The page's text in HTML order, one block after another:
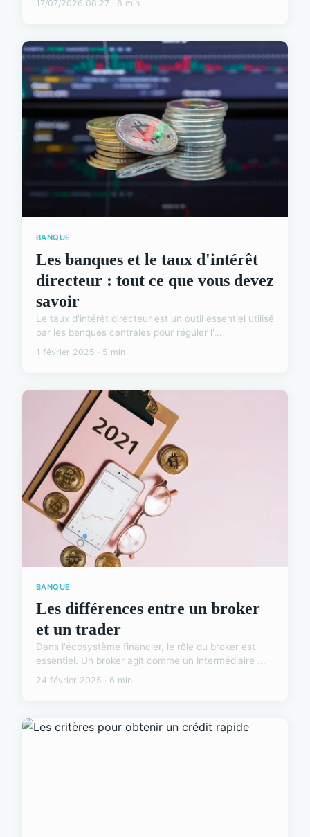
17/07/2026 08:27 · 8 min
BANQUE
Les banques et le taux d'intérêt
directeur : tout ce que vous devez
savoir
Le taux d'intérêt directeur est un outil essentiel utilisé
par les banques centrales pour réguler l'...
1 février 2025 · 5 min
BANQUE
Les différences entre un broker
et un trader
Dans l'écosystème financier, le rôle du broker est
essentiel. Un broker agit comme un intermédiaire ...
24 février 2025 · 6 min